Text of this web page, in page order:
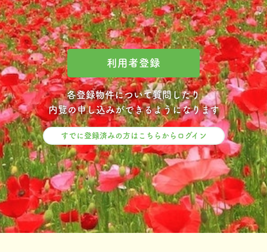
利用者登録
各登録物件について質問したり
内覧の申し込みができるようになります
すでに登録済みの方はこちらからログイン